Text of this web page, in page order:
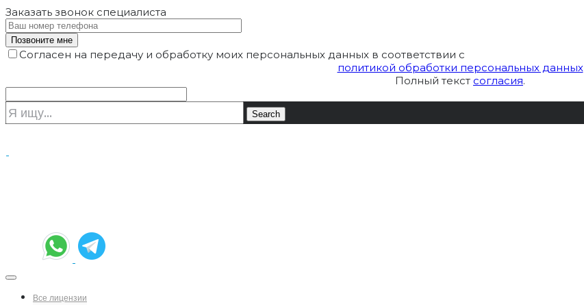
Заказать звонок специалиста
Согласен на передачу и обработку моих персональных данных в соответствии с
политикой обработки персональных данных
Полный текст согласия.
Все лицензии